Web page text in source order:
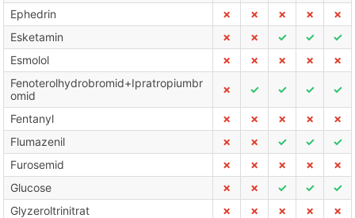
Ephedrin
✗ ✗ ✗ ✗
✗
Esketamin
✗ ✗ ✓ ✓
✓
Esmolol
✗ ✗ ✗ ✗
✗
Fenoterolhydrobromid+Ipratropiumbr
omid
✗ ✓ ✓ ✓ ✓
Fentanyl ✗ ✗ ✗ ✗
✗
Flumazenil
✗ ✗ ✓ ✓
✓
Furosemid
✗ ✗ ✗ ✗
✗
Glucose
✗ ✗ ✓ ✓
✓
Glyzeroltrinitrat
✗ ✗ ✗ ✗
✗